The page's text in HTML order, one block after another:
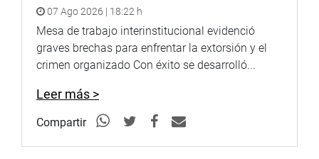
07 Ago 2026 | 18:22 h
Mesa de trabajo interinstitucional evidenció
graves brechas para enfrentar la extorsión y el
crimen organizado Con éxito se desarrolló...
Leer más >
Compartir